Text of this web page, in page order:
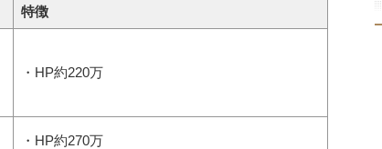
特徴
・HP約220万
・HP約270万